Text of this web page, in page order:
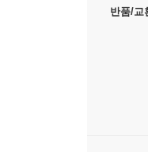
반품/교